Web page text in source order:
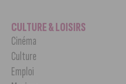
CULTURE & LOISIRS
Cinéma
Culture
Emploi